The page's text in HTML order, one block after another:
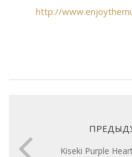
http://
Kiseki Purple